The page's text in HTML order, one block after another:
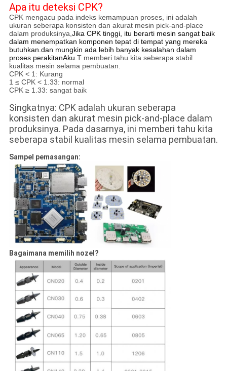
Apa itu deteksi CPK?
CPK mengacu pada indeks kemampuan proses, ini adalah
ukuran seberapa konsisten dan akurat mesin pick-and-place
dalam produksinya, Jika CPK tinggi, itu berarti mesin sangat baik
dalam menempatkan komponen tepat di tempat yang mereka
butuhkan.dan mungkin ada lebih banyak kesalahan dalam
proses perakitanAku. T memberi tahu kita seberapa stabil
kualitas mesin selama pembuatan.
CPK < 1: Kurang
1 ≤ CPK < 1.33: normal
CPK ≥ 1.33: sangat baik
Singkatnya: CPK adalah ukuran seberapa
konsisten dan akurat mesin pick-and-place dalam
produksinya. Pada dasarnya, ini memberi tahu kita
seberapa stabil kualitas mesin selama pembuatan.
Sampel pemasangan:
Bagaimana memilih nozel?